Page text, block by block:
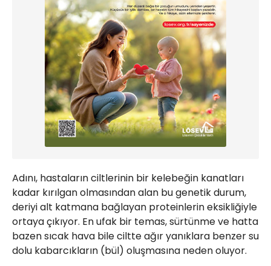
Adını, hastaların ciltlerinin bir kelebeğin kanatları
kadar kırılgan olmasından alan bu genetik durum,
deriyi alt katmana bağlayan proteinlerin eksikliğiyle
ortaya çıkıyor. En ufak bir temas, sürtünme ve hatta
bazen sıcak hava bile ciltte ağır yanıklara benzer su
dolu kabarcıkların (bül) oluşmasına neden oluyor.